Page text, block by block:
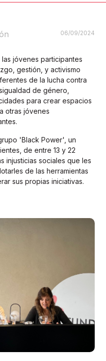
06/09/2024
jóvenes participantes
gestión, y activismo
de la lucha contra
de género,
para crear espacios
otras jóvenes
'Black Power', un
de entre 13 y 22
injusticias sociales que les
de las herramientas
sus propias iniciativas.